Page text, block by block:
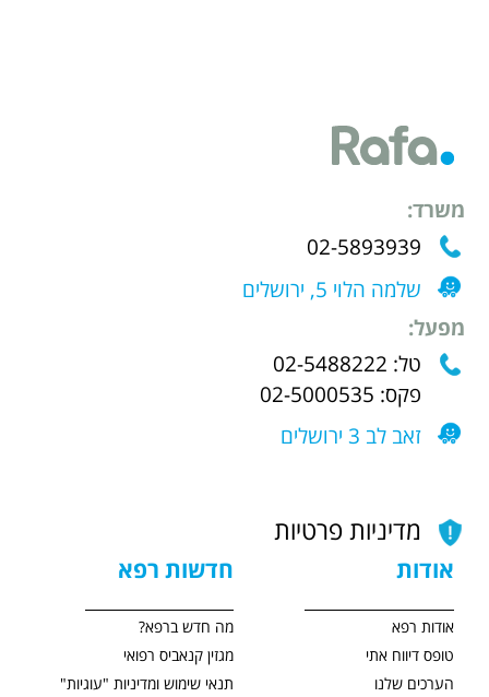
משרד:
02-5893939
שלמה הלוי 5, ירושלים
מפעל:
טל: 02-5488222
פקס: 02-5000535
זאב לב 3 ירושלים
מדיניות פרטיות
אודות
אודות רפא
טופס דיווח אתי
הערכים שלנו
חדשות רפא
מה חדש ברפא?
מגזין קנאביס רפואי
תנאי שימוש ומדיניות "עוגיות"